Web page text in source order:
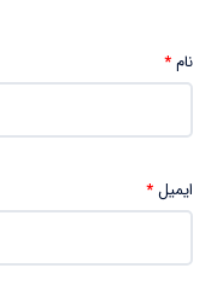
نام*
ایمیل*